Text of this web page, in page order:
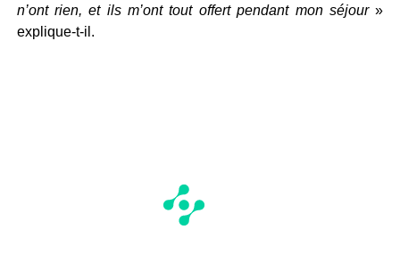
n’ont rien, et ils m’ont tout offert pendant mon séjour»
explique-t-il.